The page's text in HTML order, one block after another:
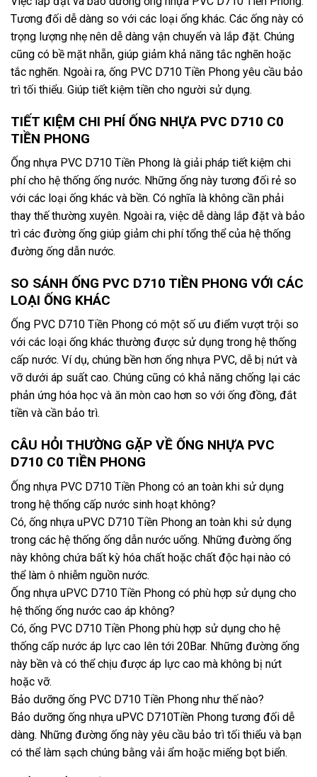
Tương đối dễ dàng so với các loại ống khác. Các ống này có
trọng lượng nhẹ nên dễ dàng vận chuyển và lắp đặt. Chúng
cũng có bề mặt nhẵn, giúp giảm khả năng tắc nghẽn hoặc
tắc nghẽn. Ngoài ra, ống PVC D710 Tiền Phong yêu cầu bảo
trì tối thiểu. Giúp tiết kiệm tiền cho người sử dụng.
TIẾT KIỆM CHI PHÍ ỐNG NHỰA PVC D710 C0
TIỀN PHONG
Ống nhựa PVC D710 Tiền Phong là giải pháp tiết kiệm chi
phí cho hệ thống ống nước. Những ống này tương đối rẻ so
với các loại ống khác và bền. Có nghĩa là không cần phải
thay thế thường xuyên. Ngoài ra, việc dễ dàng lắp đặt và bảo
trì các đường ống giúp giảm chi phí tổng thể của hệ thống
đường ống dẫn nước.
SO SÁNH ỐNG PVC D710 TIỀN PHONG VỚI CÁC
LOẠI ỐNG KHÁC
Ống PVC D710 Tiền Phong có một số ưu điểm vượt trội so
với các loại ống khác thường được sử dụng trong hệ thống
cấp nước. Ví dụ, chúng bền hơn ống nhựa PVC, dễ bị nứt và
vỡ dưới áp suất cao. Chúng cũng có khả năng chống lại các
phản ứng hóa học và ăn mòn cao hơn so với ống đồng, đắt
tiền và cần bảo trì.
CÂU HỎI THƯỜNG GẶP VỀ ỐNG NHỰA PVC
D710 C0 TIỀN PHONG
Ống nhựa PVC D710 Tiền Phong có an toàn khi sử dụng
trong hệ thống cấp nước sinh hoạt không?
Có, ống nhựa uPVC D710 Tiền Phong an toàn khi sử dụng
trong các hệ thống ống dẫn nước uống. Những đường ống
này không chứa bất kỳ hóa chất hoặc chất độc hại nào có
thể làm ô nhiễm nguồn nước.
Ống nhựa uPVC D710 Tiền Phong có phù hợp sử dụng cho
hệ thống ống nước cao áp không?
Có, ống PVC D710 Tiền Phong phù hợp sử dụng cho hệ
thống cấp nước áp lực cao lên tới 20Bar. Những đường ống
này bền và có thể chịu được áp lực cao mà không bị nứt
hoặc vỡ.
Bảo dưỡng ống PVC D710 Tiền Phong như thế nào?
Bảo dưỡng ống nhựa uPVC D710Tiền Phong tương đối dễ
dàng. Những đường ống này yêu cầu bảo trì tối thiểu và bạn
có thể làm sạch chúng bằng vải ẩm hoặc miếng bọt biển.